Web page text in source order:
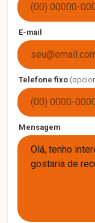
E-mail
Telefone fixo
Mensagem